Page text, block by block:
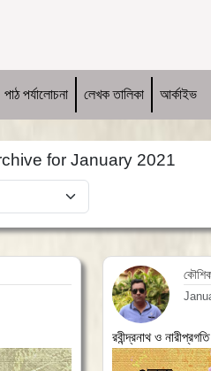
পাঠ পর্যালোচনা লেখক তালিকা আর্কাইভ
for January 2021
রবীন্দ্রনাথ ও